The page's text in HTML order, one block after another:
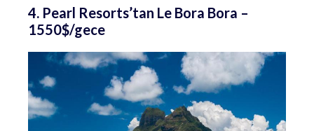
4. Pearl Resorts’tan Le Bora Bora –
1550$/gece